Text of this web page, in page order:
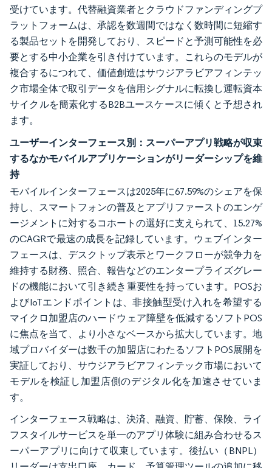
受けています。代替融資業者とクラウドファンディングプ
ラットフォームは、承認を数週間ではなく数時間に短縮す
る製品セットを開発しており、スピードと予測可能性を必
要とする中小企業を引き付けています。これらのモデルが
複合するにつれて、価値創造はサウジアラビアフィンテッ
ク市場全体で取引データを信用シグナルに転換し運転資本
サイクルを簡素化するB2Bユースケースに傾くと予想され
ます。
ユーザーインターフェース別：スーパーアプリ戦略が収束
するなかモバイルアプリケーションがリーダーシップを維
持
モバイルインターフェースは2025年に67.59%のシェアを保
持し、スマートフォンの普及とアプリファーストのエンゲ
ージメントに対するコホートの選好に支えられて、15.27%
のCAGRで最速の成長を記録しています。ウェブインター
フェースは、デスクトップ表示とワークフローが競争力を
維持する財務、照合、報告などのエンタープライズグレー
ドの機能において引き続き重要性を持っています。POSお
よびIoTエンドポイントは、非接触型受け入れを希望する
マイクロ加盟店のハードウェア障壁を低減するソフトPOS
に焦点を当て、より小さなベースから拡大しています。地
域プロバイダーは数千の加盟店にわたるソフトPOS展開を
実証しており、サウジアラビアフィンテック市場において
モデルを検証し加盟店側のデジタル化を加速させていま
す。
インターフェース戦略は、決済、融資、貯蓄、保険、ライ
フスタイルサービスを単一のアプリ体験に組み合わせるス
ーパーアプリに向けて収束しています。後払い（BNPL）